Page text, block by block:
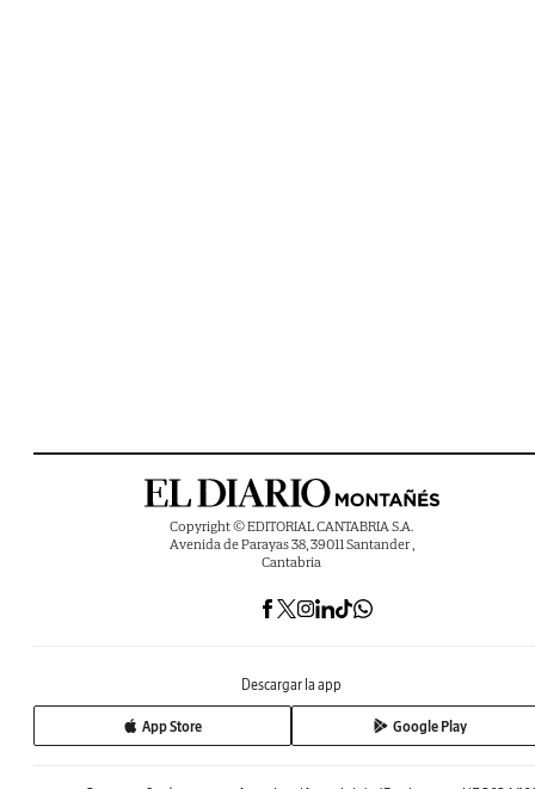
Copyright © EDITORIAL CANTABRIA S.A.
Avenida de Parayas 38, 39011 Santander ,
Cantabria
Descargar la app
App Store Google Play